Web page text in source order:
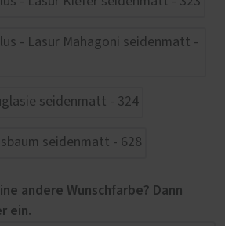
andere Wunschfarbe? Dann
ein.